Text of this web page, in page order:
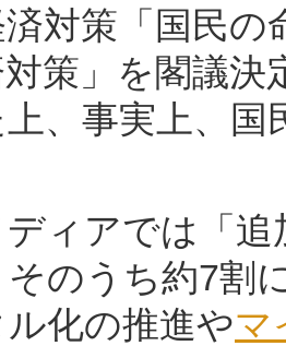
対策「国民
策」を閣議
、事実上、国
ィアでは「追
のうち約7割
化の推進やマ